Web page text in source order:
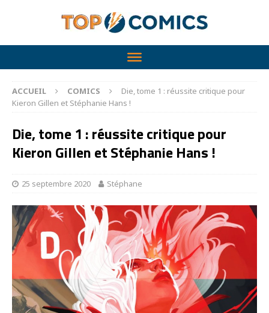
ACCUEIL COMICS
Die, tome 1 : réussite critique pour
Kieron Gillen et Stéphanie Hans !
Die, tome 1 : réussite critique pour
Kieron Gillen et Stéphanie Hans !
25 septembre 2020 Stéphane